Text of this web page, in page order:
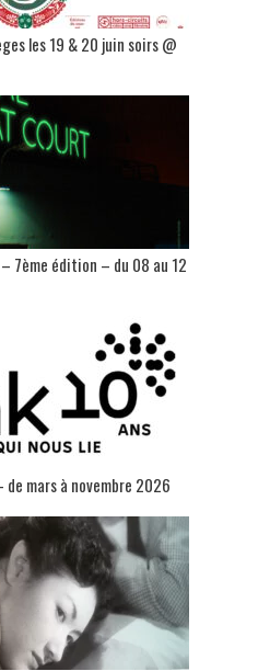
les 19 & 20 juin soirs @
7ème édition – du 08 au 12
mars à novembre 2026